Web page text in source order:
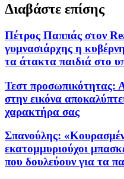
Διαβάστε επίσης
Πέτρος Παππάς στον
γυμνασιάρχης η
τα άτακτα παιδιά στο
Τεστ προσωπικότητας:
στην εικόνα
χαρακτήρα σας
Σπανούλης:
εκατομμυριούχοι
που δουλεύουν για τα